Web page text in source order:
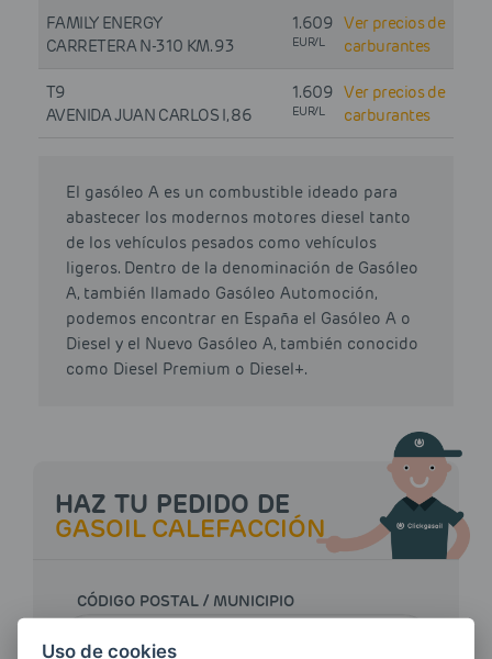
FAMILY ENERGY
CARRETERA N-310 KM. 93
1.609
EUR/L
Ver precios de
carburantes
T9
AVENIDA JUAN CARLOS I, 86
1.609
EUR/L
Ver precios de
carburantes
El gasóleo A es un combustible ideado para
abastecer los modernos motores diesel tanto
de los vehículos pesados como vehículos
ligeros. Dentro de la denominación de Gasóleo
A, también llamado Gasóleo Automoción,
podemos encontrar en España el Gasóleo A o
Diesel y el Nuevo Gasóleo A, también conocido
como Diesel Premium o Diesel+.
HAZ TU PEDIDO DE
GASOIL CALEFACCIÓN
CÓDIGO POSTAL / MUNICIPIO
Uso de cookies